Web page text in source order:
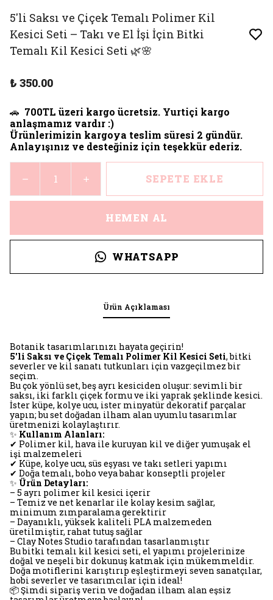
5'li Saksı ve Çiçek Temalı Polimer Kil
Kesici Seti – Takı ve El İşi İçin Bitki
Temalı Kil Kesici Seti 🌿🌸
₺ 350.00
🚗 700TL üzeri kargo ücretsiz. Yurtiçi kargo
anlaşmamız vardır :)
Ürünlerimizin kargoya teslim süresi 2 gündür.
Anlayışınız ve desteğiniz için teşekkür ederiz.
SEPETE EKLE
HEMEN AL
WHATSAPP
Ürün Açıklaması
Botanik tasarımlarınızı hayata geçirin!
5'li Saksı ve Çiçek Temalı Polimer Kil Kesici Seti, bitki
severler ve kil sanatı tutkunları için vazgeçilmez bir
seçim.
Bu çok yönlü set, beş ayrı kesiciden oluşur: sevimli bir
saksı, iki farklı çiçek formu ve iki yaprak şeklinde kesici.
İster küpe, kolye ucu, ister minyatür dekoratif parçalar
yapın; bu set doğadan ilham alan uyumlu tasarımlar
üretmenizi kolaylaştırır.
✨ Kullanım Alanları:
✔ Polimer kil, hava ile kuruyan kil ve diğer yumuşak el
işi malzemeleri
✔ Küpe, kolye ucu, süs eşyası ve takı setleri yapımı
✔ Doğa temalı, boho veya bahar konseptli projeler
✨ Ürün Detayları:
– 5 ayrı polimer kil kesici içerir
– Temiz ve net kenarlar ile kolay kesim sağlar,
minimum zımparalama gerektirir
– Dayanıklı, yüksek kaliteli PLA malzemeden
üretilmiştir, rahat tutuş sağlar
– Clay Notes Studio tarafından tasarlanmıştır
Bu bitki temalı kil kesici seti, el yapımı projelerinize
doğal ve neşeli bir dokunuş katmak için mükemmeldir.
Doğa motiflerini karıştırıp eşleştirmeyi seven sanatçılar,
hobi severler ve tasarımcılar için ideal!
📦 Şimdi sipariş verin ve doğadan ilham alan eşsiz